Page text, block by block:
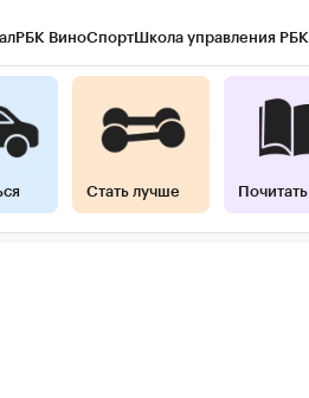
РБК ВиноСпортШкола управления РБК
Рынок наличной валюты
Стать лучше Почитать